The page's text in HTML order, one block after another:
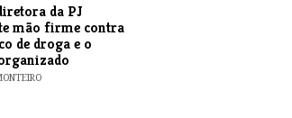
da PJ
mão firme contra
de droga e o